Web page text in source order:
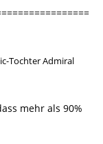
Tochter Admiral
mehr als 90%